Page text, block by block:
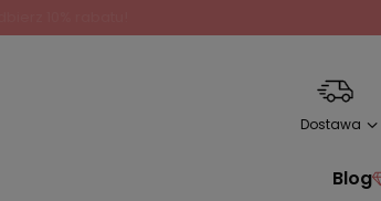
Dostawa
Blog